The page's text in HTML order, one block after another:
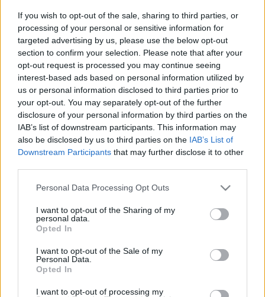
If you wish to opt-out of the sale, sharing to third parties, or
processing of your personal or sensitive information for
targeted advertising by us, please use the below opt-out
section to confirm your selection. Please note that after your
opt-out request is processed you may continue seeing
interest-based ads based on personal information utilized by
us or personal information disclosed to third parties prior to
your opt-out. You may separately opt-out of the further
disclosure of your personal information by third parties on the
IAB’s list of downstream participants. This information may
also be disclosed by us to third parties on the IAB’s List of
Downstream Participants that may further disclose it to other
Please note that this website/app uses one or more Google
not limited to your visit or usage behaviour. You may click to
grant or deny consent to Google and its third-party tags to
use your data for below specified purposes in below Google
consent section.
Personal Data Processing Opt Outs
I want to opt-out of the Sharing of my
personal data.
Opted In
I want to opt-out of the Sale of my
Personal Data.
Opted In
I want to opt-out of processing my
ÉLŐVILÁGA A SZLOVÁK SZAKASZON
2022. május. 18. 16:48
Február óta ömlik a szennyezett víz a folyóba, egy nagyobb
áradás után hozzánk is elérhet az ökológiai katasztrófa.
CUNAMI ÉRTE EL TONGA PARTVIDÉKÉT
2022. január. 15. 12:04
Egy hatalmas tenger alatti vulkánkitörés után következett a
szökőár.
HETEKRE LEZÁRJÁK KALIFORNIA
TENGERPARTJAIT EGY HATALMAS
OLAJKIÖMLÉS UTÁN
Közel félmillió liter olaj szabadult ki egy tengeralatti csőből, a
A VULKÁNKITÖRÉS MÁR 513 ÉPÜLETET
SEMMISÍTETT MEG LA PALMA SZIGETÉN
A spanyol kormány várhatóan keddi ülésén katasztrófa sújtotta
övezetnek nyilvánítja az Atlanti-óceánban fekvő szigetet.